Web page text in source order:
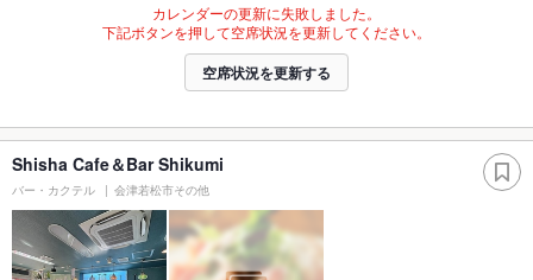
カレンダーの更新に失敗しました。
下記ボタンを押して空席状況を更新してください。
空席状況を更新する
Shisha Cafe＆Bar Shikumi
バー・カクテル 会津若松市その他